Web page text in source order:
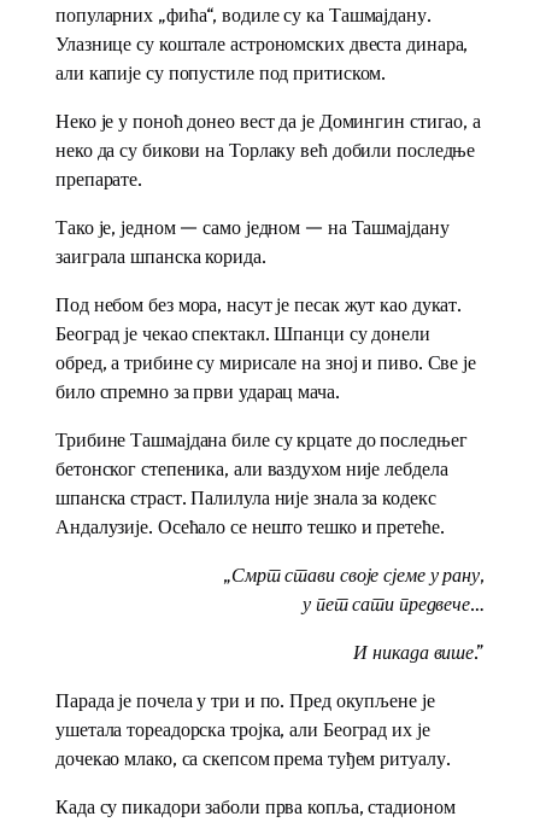
популарних „фића“, водиле су ка Ташмајдану.
Улазнице су коштале астрономских двеста динара,
али капије су попустиле под притиском.
Неко је у поноћ донео вест да је Домингин стигао, а
неко да су бикови на Торлаку већ добили последње
препарате.
Тако је, једном — само једном — на Ташмајдану
заиграла шпанска корида.
Под небом без мора, насут је песак жут као дукат.
Београд је чекао спектакл. Шпанци су донели
обред, а трибине су мирисале на зној и пиво. Све је
било спремно за први ударац мача.
Трибине Ташмајдана биле су крцате до последњег
бетонског степеника, али ваздухом није лебдела
шпанска страст. Палилула није знала за кодекс
Андалузије. Осећало се нешто тешко и претеће.
„Смрт стави своје сјеме у рану,
у пет сати предвече…
И никада више.”
Парада је почела у три и по. Пред окупљене је
ушетала тореадорска тројка, али Београд их је
дочекао млако, са скепсом према туђем ритуалу.
Када су пикадори заболи прва копља, стадионом